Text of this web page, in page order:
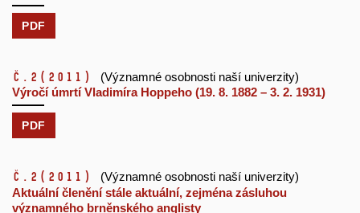
PDF
č.2 (2011)
(Významné osobnosti naší univerzity)
Výročí úmrtí Vladimíra Hoppeho (19. 8. 1882 – 3. 2. 1931)
PDF
č.2 (2011)
(Významné osobnosti naší univerzity)
Aktuální členění stále aktuální, zejména zásluhou
významného brněnského anglisty